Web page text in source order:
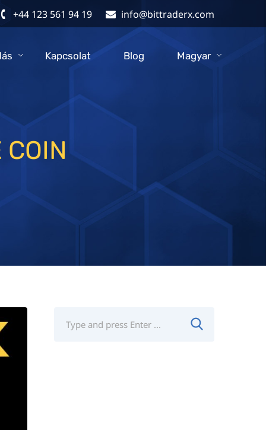
+44 123 561 94 19 info@bittraderx.com
Kapcsolat Blog Magyar